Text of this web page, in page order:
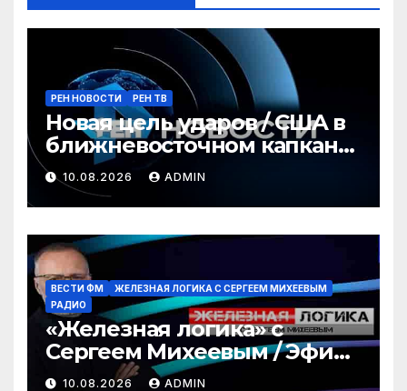
РЕН НОВОСТИ РЕН ТВ
Новая цель ударов / США в
ближневосточном капкане
/ Революция для геймеров
/ РЕН Новости 12:30 10.08
10.08.2026 ADMIN
ВЕСТИ ФМ
ЖЕЛЕЗНАЯ ЛОГИКА С СЕРГЕЕМ МИХЕЕВЫМ
РАДИО
«Железная логика» с
Сергеем Михеевым / Эфир
10.08.2026
10.08.2026 ADMIN